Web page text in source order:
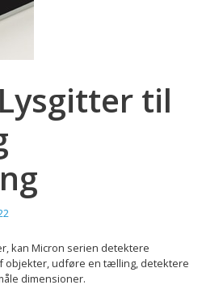
til
kan Micron serien detektere
udføre en tælling, detektere
dimensioner.